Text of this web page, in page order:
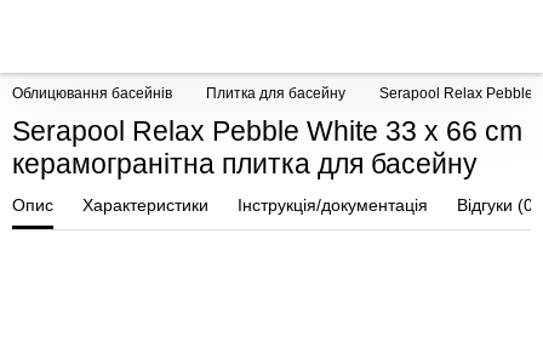
Облицювання басейнів Плитка для басейну Serapool Relax Pebble
Serapool Relax Pebble White 33 x 66 cm
керамогранітна плитка для басейну
Опис Характеристики Інструкція/документація Відгуки (0)